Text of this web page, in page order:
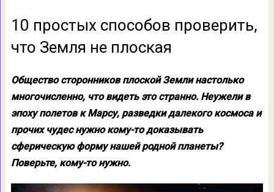
10 простых способов проверить,
что Земля не плоская
Общество сторонников плоской Земли настолько
многочисленно, что видеть это странно. Неужели в
эпоху полетов к Марсу, разведки далекого космоса и
прочих чудес нужно кому-то доказывать
сферическую форму нашей родной планеты?
Поверьте, кому-то нужно.